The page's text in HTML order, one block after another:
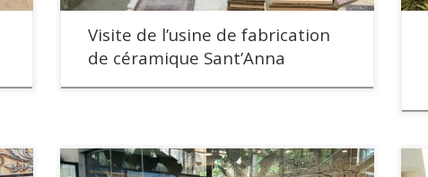
Visite de l’usine de fabrication
de céramique Sant’Anna